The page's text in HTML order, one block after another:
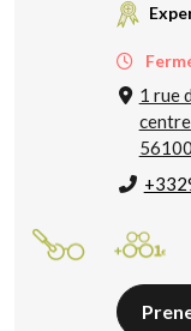
1 rue